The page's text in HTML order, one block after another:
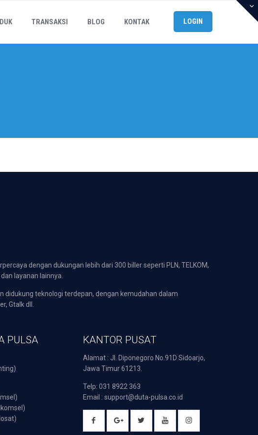
TRANSAKSI BLOG KONTAK LOGIN
dengan dukungan lebih dari 300 biller seperti PLN, TELKOM,
layanan lainnya.
didukung teknologi terdepan, dengan kemudahan dalam
Gtalk dll.
PULSA KANTOR PUSAT
Alamat : Jl. Diponegoro No.91D Sidoarjo,
Jawa Timur 61213.
Telp: 031 8922 363
Email : support@duta-pulsa.co.id